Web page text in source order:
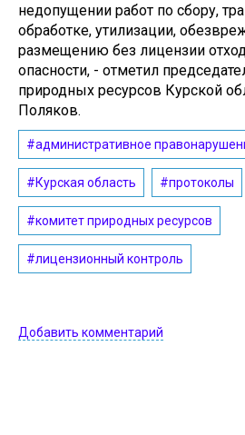
недопущении работ по сбору,
обработке, утилизации,
размещению без лицензии
опасности, - отметил
природных ресурсов Курской
Поляков.
#административное
#Курская область #протоколы
#комитет природных ресурсов
#лицензионный контроль
Добавить комментарий